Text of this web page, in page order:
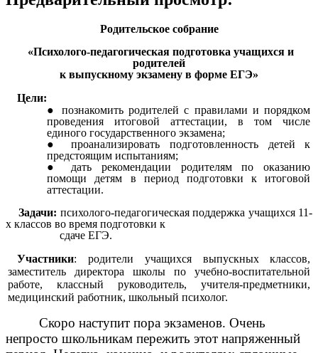
Родительское собрание
«Психолого-педагогическая подготовка учащихся и
родителей
к выпускному экзамену в форме ЕГЭ»
Цели:
познакомить родителей с правилами и порядком
проведения итоговой аттестации, в том числе
единого государственного экзамена;
проанализировать подготовленность детей к
предстоящим испытаниям;
дать рекомендации родителям по оказанию
помощи детям в период подготовки к итоговой
аттестации.
Задачи: психолого-педагогическая поддержка учащихся 11-
х классов во время подготовки к
сдаче ЕГЭ.
Участники: родители учащихся выпускных классов,
заместитель директора школы по учебно-воспитательной
работе, классный руководитель, учителя-предметники,
медицинский работник, школьный психолог.
Скоро наступит пора экзаменов. Очень
непросто школьникам пережить этот напряженный